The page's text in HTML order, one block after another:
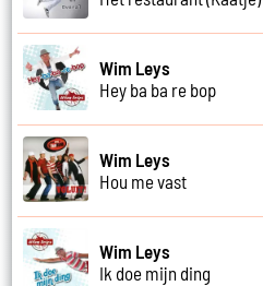
Wim Leys
Hey ba ba re bop
Wim Leys
Hou me vast
Wim Leys
Ik doe mijn ding